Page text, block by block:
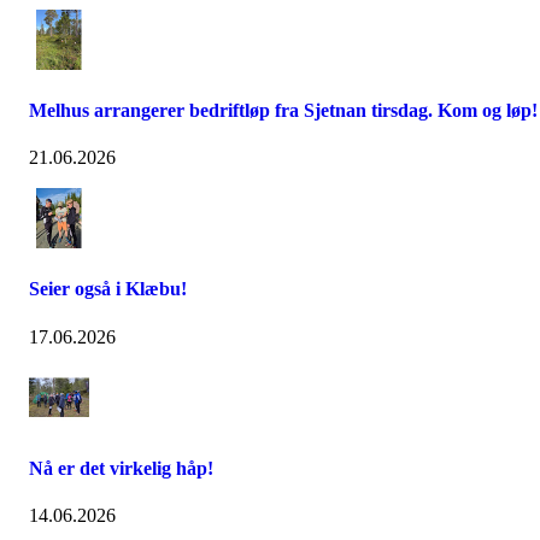
Melhus arrangerer bedriftløp fra Sjetnan tirsdag. Kom og løp!
21.06.2026
Seier også i Klæbu!
17.06.2026
Nå er det virkelig håp!
14.06.2026